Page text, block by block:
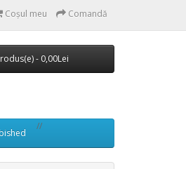
Coşul meu Comandă
- 0,00Lei
//